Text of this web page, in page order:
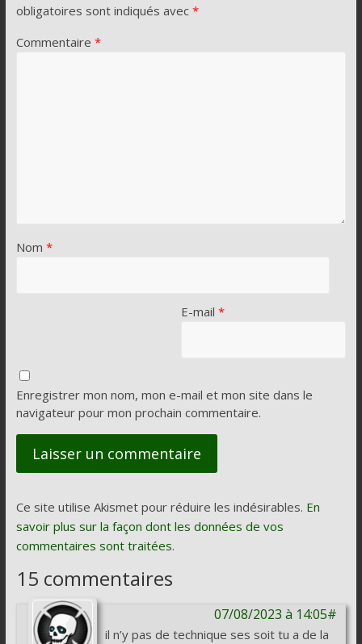
obligatoires sont indiqués avec *
Commentaire *
Nom *
E-mail *
Enregistrer mon nom, mon e-mail et mon site dans le
navigateur pour mon prochain commentaire.
Ce site utilise Akismet pour réduire les indésirables. En
savoir plus sur la façon dont les données de vos
commentaires sont traitées.
15 commentaires
07/08/2023 à 14:05#
il n’y pas de technique ses soit tu a de la